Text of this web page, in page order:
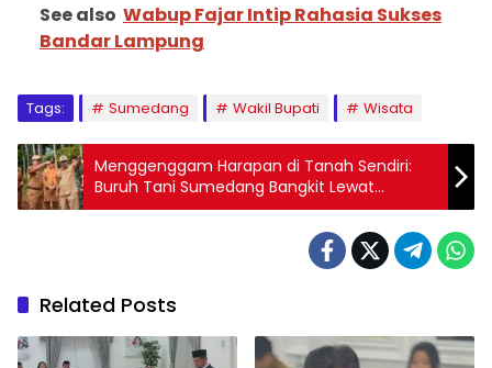
See also Wabup Fajar Intip Rahasia Sukses
Bandar Lampung
Tags: Sumedang Wakil Bupati Wisata
Menggenggam Harapan di Tanah Sendiri:
Buruh Tani Sumedang Bangkit Lewat
Program STARBAK
Related Posts